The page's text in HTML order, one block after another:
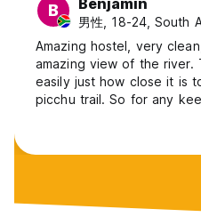
B Benjamin
男性, 18-24, South
Amazing hostel, very
amazing view of the river.
easily just how close it is
picchu trail. So for any